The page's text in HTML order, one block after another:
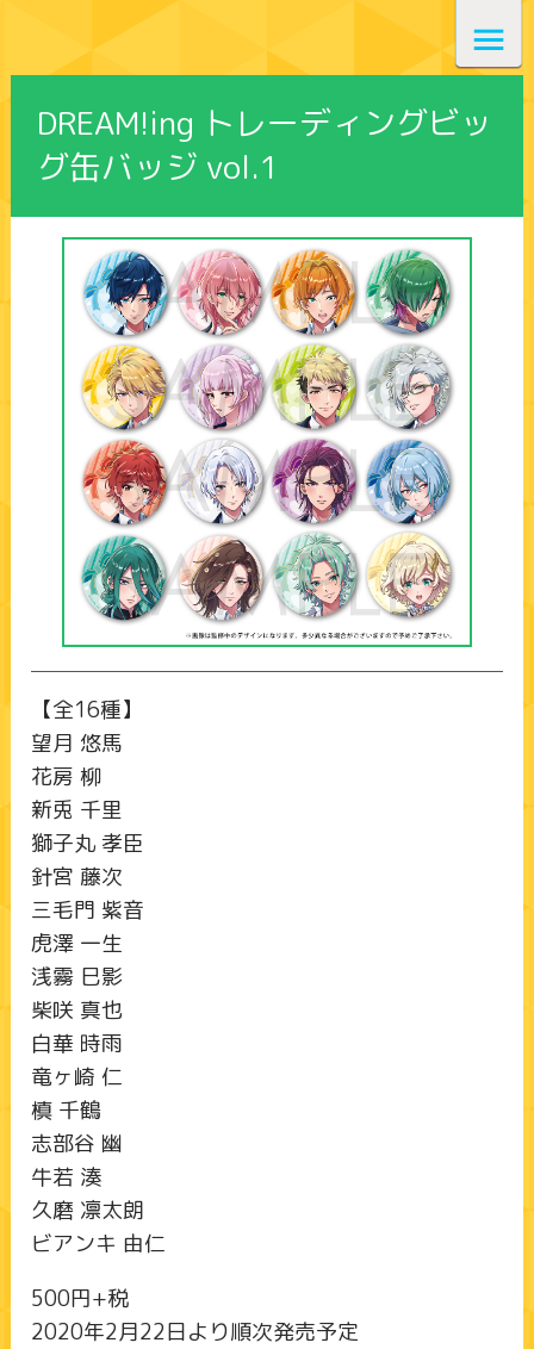
DREAM!ing トレーディングビッ
グ缶バッジ vol.1
【全16種】
望月 悠馬
花房 柳
新兎 千里
獅子丸 孝臣
針宮 藤次
三毛門 紫音
虎澤 一生
浅霧 巳影
柴咲 真也
白華 時雨
竜ヶ崎 仁
槙 千鶴
志部谷 幽
牛若 湊
久磨 凛太朗
ビアンキ 由仁
500円+税
2020年2月22日より順次発売予定